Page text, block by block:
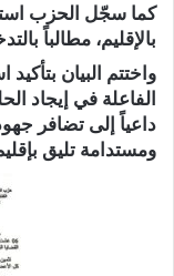
كما سجّل الحزب
بالإقليم، مطالباً
واختتم البيان
الفاعلة في إيجاد
داعياً إلى تضافر
ومستدامة تليق